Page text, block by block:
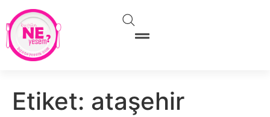
Etiket: ataşehir